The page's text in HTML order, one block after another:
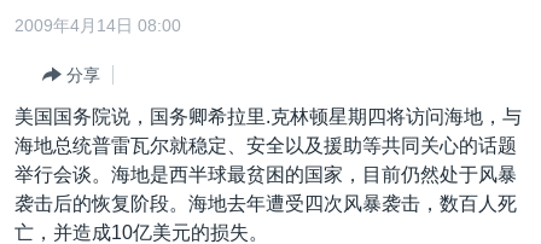
转
容
跳
转
到
港澳
国际
最新国际新闻
印太
分类新闻
经济·金融·贸易
美中关系
2009年4月14日 08:00
分享
美国国务院说，国务卿希拉里.克林顿星期四将访问海地，与
海地总统普雷瓦尔就稳定、安全以及援助等共同关心的话题
举行会谈。海地是西半球最贫困的国家，目前仍然处于风暴
袭击后的恢复阶段。海地去年遭受四次风暴袭击，数百人死
亡，并造成10亿美元的损失。